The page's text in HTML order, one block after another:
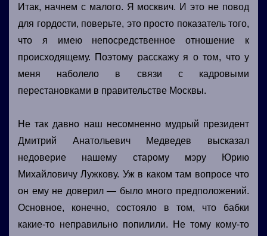
Итак, начнем с малого. Я москвич. И это не повод
для гордости, поверьте, это просто показатель того,
что я имею непосредственное отношение к
происходящему. Поэтому расскажу я о том, что у
меня наболело в связи с кадровыми
перестановками в правительстве Москвы.
Не так давно наш несомненно мудрый президент
Дмитрий Анатольевич Медведев высказал
недоверие нашему старому мэру Юрию
Михайловичу Лужкову. Уж в каком там вопросе что
он ему не доверил — было много предположений.
Основное, конечно, состояло в том, что бабки
какие-то неправильно попилили. Не тому кому-то